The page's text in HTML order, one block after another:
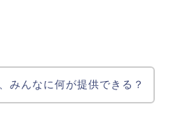
みんなに何が提供できる？